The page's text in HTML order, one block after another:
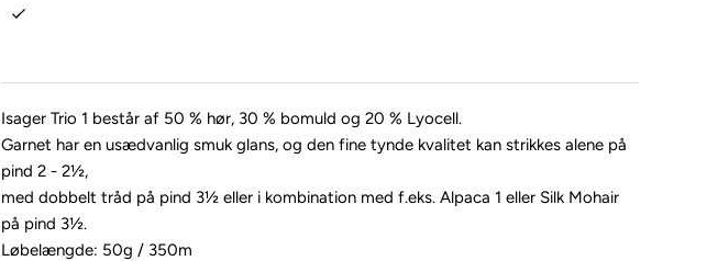
Isager Trio 1 består af 50 % hør, 30 % bomuld og 20 % Lyocell.
Garnet har en usædvanlig smuk glans, og den fine tynde kvalitet kan strikkes alene på
pind 2 - 2½,
med dobbelt tråd på pind 3½ eller i kombination med f.eks. Alpaca 1 eller Silk Mohair
på pind 3½.
Løbelængde: 50g / 350m